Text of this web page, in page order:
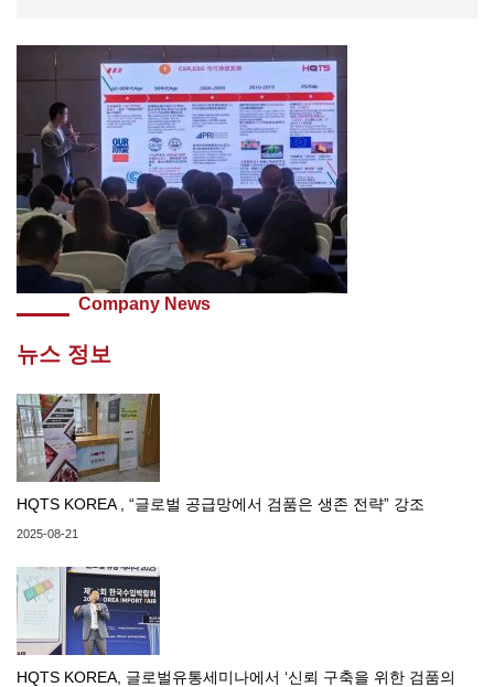
Company News
뉴스 정보
HQTS KOREA , “글로벌 공급망에서 검품은 생존 전략” 강조
2025-08-21
HQTS KOREA, 글로벌유통세미나에서 ‘신뢰 구축을 위한 검품의